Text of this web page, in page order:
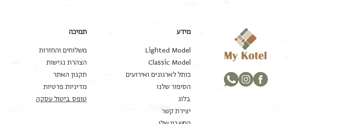
מידע
Lighted Model
Classic Model
כותל לארגונים ואירועים
הסיפור שלנו
בלוג
יצירת קשר
תמיכה
משלוחים והחזרות
הצהרת נגישות
תקנון האתר
מדיניות פרטיות
טופס ביטול עסקה
פייסבוקאינסטגרםTranslation missing: he.general.social.links.whatsapp